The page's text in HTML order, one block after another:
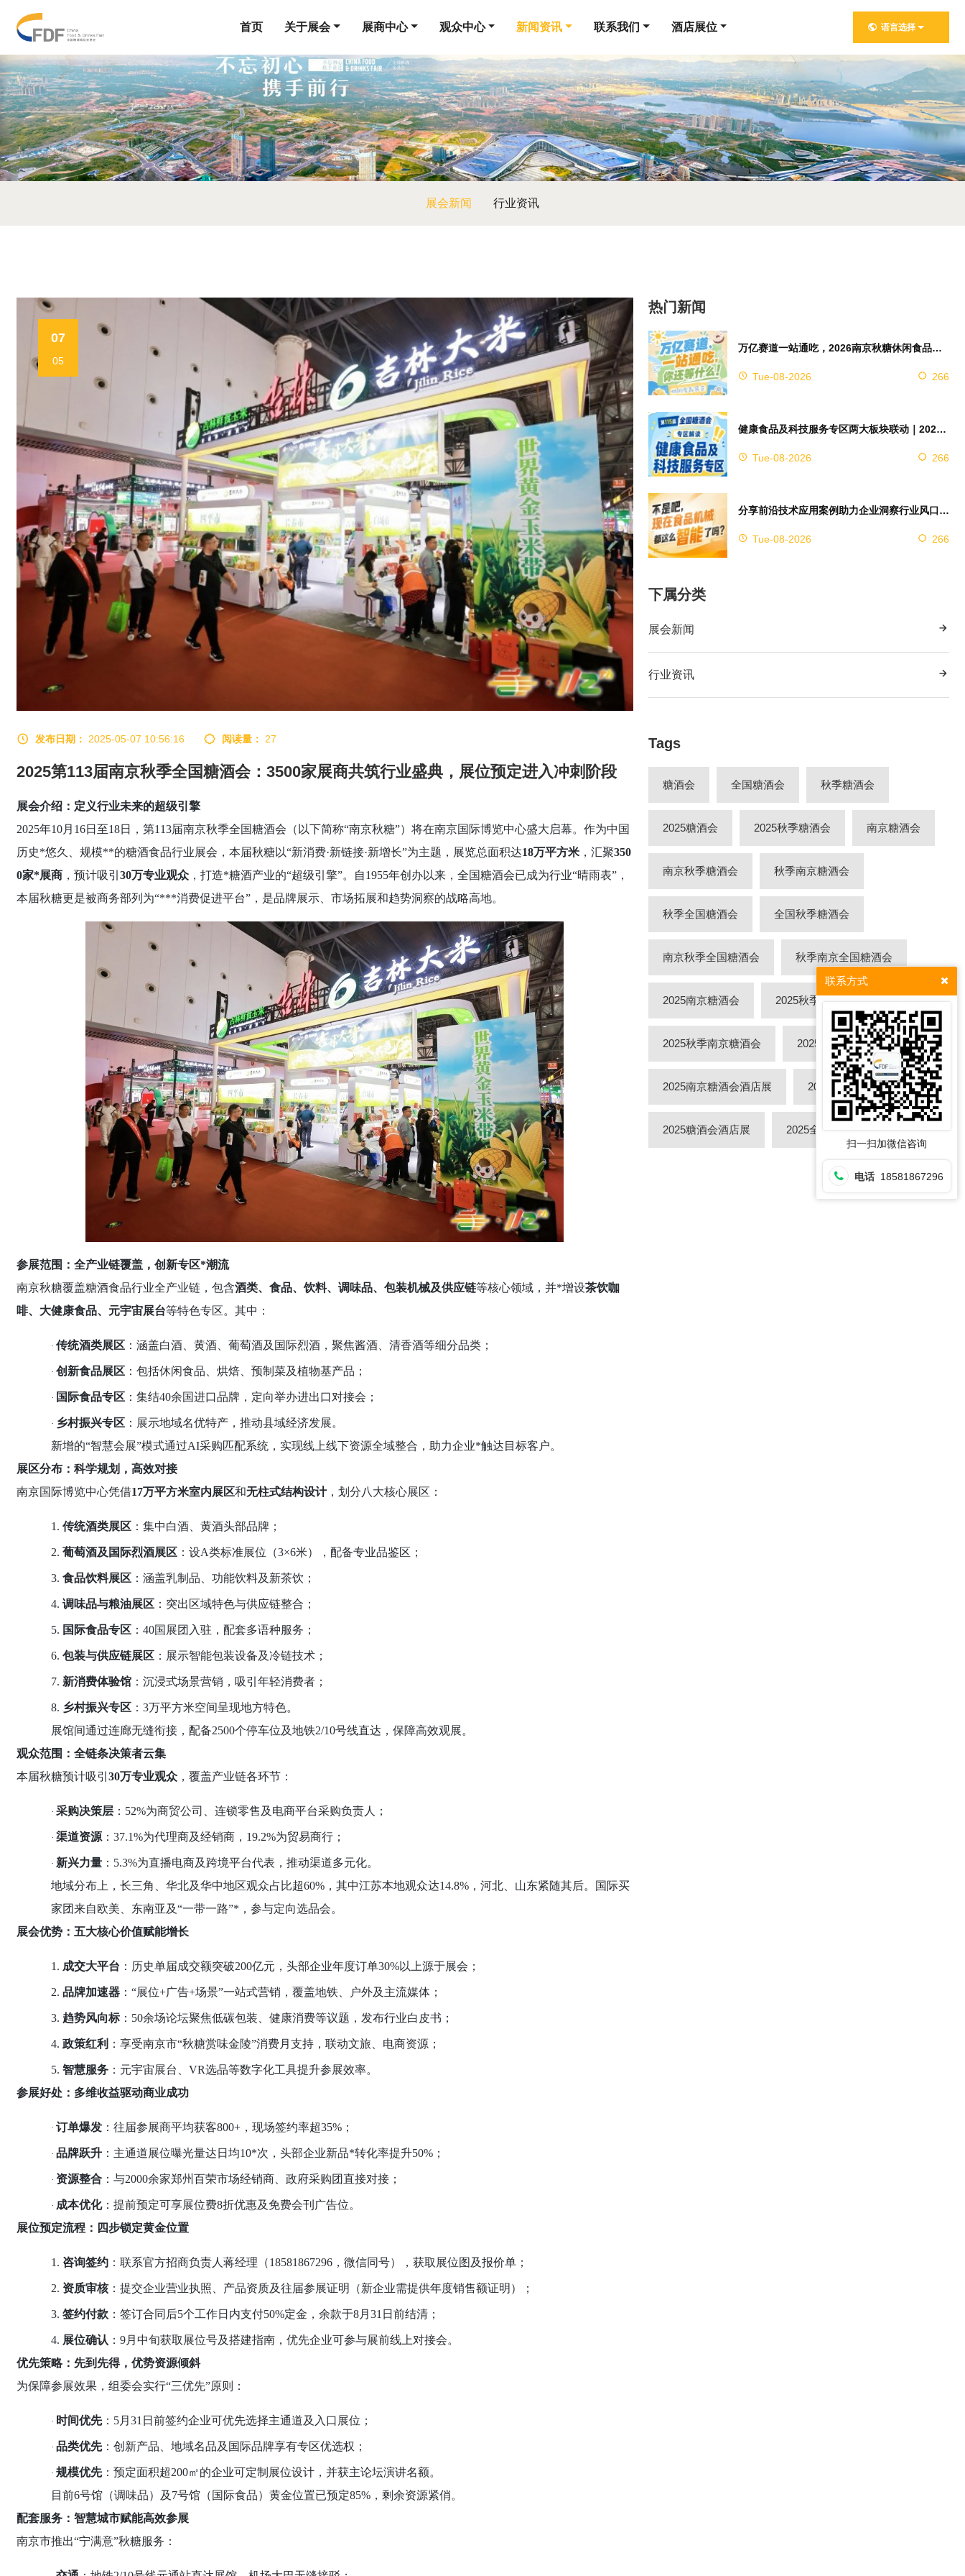
首页 关于展会 展商中心 观众中心 新闻资讯 联系我们 酒店展位 语言选择
展会新闻 行业资讯
07
05
发布日期： 2025-05-07 10:56:16 阅读量： 27
2025第113届南京秋季全国糖酒会：3500家展商共筑行业盛典，展位预定进入冲刺阶段
展会介绍：定义行业未来的超级引擎
2025年10月16日至18日，第113届南京秋季全国糖酒会（以下简称“南京秋糖”）将在南京国际博览中心盛大启幕。作为中国
历史*悠久、规模**的糖酒食品行业展会，本届秋糖以“新消费·新链接·新增长”为主题，展览总面积达18万平方米，汇聚350
0家*展商，预计吸引 30万专业观众，打造*糖酒产业的“超级引擎”。自1955年创办以来，全国糖酒会已成为行业“晴雨表”，
本届秋糖更是被商务部列为“***消费促进平台”，是品牌展示、市场拓展和趋势洞察的战略高地。
参展范围：全产业链覆盖，创新专区*潮流
南京秋糖覆盖糖酒食品行业全产业链，包含酒类、食品、饮料、调味品、包装机械及供应链等核心领域，并*增设茶饮咖
啡、大健康食品、元宇宙展台等特色专区。其中：
· 传统酒类展区：涵盖白酒、黄酒、葡萄酒及国际烈酒，聚焦酱酒、清香酒等细分品类；
· 创新食品展区：包括休闲食品、烘焙、预制菜及植物基产品；
· 国际食品专区：集结40余国进口品牌，定向举办进出口对接会；
· 乡村振兴专区：展示地域名优特产，推动县域经济发展。
新增的“智慧会展”模式通过AI采购匹配系统，实现线上线下资源全域整合，助力企业*触达目标客户。
展区分布：科学规划，高效对接
南京国际博览中心凭借17万平方米室内展区和无柱式结构设计，划分八大核心展区：
1. 传统酒类展区：集中白酒、黄酒头部品牌；
2. 葡萄酒及国际烈酒展区：设A类标准展位（3×6米），配备专业品鉴区；
3. 食品饮料展区：涵盖乳制品、功能饮料及新茶饮；
4. 调味品与粮油展区：突出区域特色与供应链整合；
5. 国际食品专区：40国展团入驻，配套多语种服务；
6. 包装与供应链展区：展示智能包装设备及冷链技术；
7. 新消费体验馆：沉浸式场景营销，吸引年轻消费者；
8. 乡村振兴专区： 3万平方米空间呈现地方特色。
展馆间通过连廊无缝衔接，配备2500个停车位及地铁2/10号线直达，保障高效观展。
观众范围：全链条决策者云集
本届秋糖预计吸引 30万专业观众，覆盖产业链各环节：
· 采购决策层： 52%为商贸公司、连锁零售及电商平台采购负责人；
· 渠道资源： 37.1%为代理商及经销商，19.2%为贸易商行；
· 新兴力量： 5.3%为直播电商及跨境平台代表，推动渠道多元化。
地域分布上，长三角、华北及华中地区观众占比超60%，其中江苏本地观众达14.8%，河北、山东紧随其后。国际买
家团来自欧美、东南亚及“一带一路”*，参与定向选品会。
展会优势：五大核心价值赋能增长
1. 成交大平台 ：历史单届成交额突破200亿元，头部企业年度订单30%以上源于展会；
2. 品牌加速器： “展位+广告+场景”一站式营销，覆盖地铁、户外及主流媒体；
3. 趋势风向标： 50余场论坛聚焦低碳包装、健康消费等议题，发布行业白皮书；
4. 政策红利 ：享受南京市“秋糖赏味金陵”消费月支持，联动文旅、电商资源；
5. 智慧服务：元宇宙展台、 VR选品等数字化工具提升参展效率。
参展好处：多维收益驱动商业成功
· 订单爆发：往届参展商平均获客800+，现场签约率超35%；
· 品牌跃升：主通道展位曝光量达日均10*次，头部企业新品*转化率提升50%；
· 资源整合：与2000余家郑州百荣市场经销商、政府采购团直接对接；
· 成本优化：提前预定可享展位费8折优惠及免费会刊广告位。
展位预定流程：四步锁定黄金位置
1. 咨询签约：联系官方招商负责人蒋经理（18581867296，微信同号），获取展位图及报价单；
2. 资质审核：提交企业营业执照、产品资质及往届参展证明（新企业需提供年度销售额证明）；
3. 签约付款：签订合同后5个工作日内支付50%定金，余款于8月31日前结清；
4. 展位确认 ： 9月中旬获取展位号及搭建指南，优先企业可参与展前线上对接会。
优先策略：先到先得，优势资源倾斜
为保障参展效果，组委会实行“三优先”原则：
· 时间优先： 5月31日前签约企业可优先选择主通道及入口展位；
· 品类优先：创新产品、地域名品及国际品牌享有专区优选权；
· 规模优先：预定面积超200㎡的企业可定制展位设计，并获主论坛演讲名额。
目前6号馆（调味品）及7号馆（国际食品）黄金位置已预定85%，剩余资源紧俏。
配套服务：智慧城市赋能高效参展
南京市推出“宁满意”秋糖服务：
热门新闻
万亿赛道一站通吃，2026南京秋糖休闲食品展区4万㎡超大展馆等你来占位
Tue-08-2026 266
健康食品及科技服务专区两大板块联动｜2026南京秋糖实现双向赋能助力企业对接技术资源
Tue-08-2026 266
分享前沿技术应用案例助力企业洞察行业风口，2026南京秋糖9号馆赋能创新
Tue-08-2026 266
下属分类
展会新闻
行业资讯
Tags
糖酒会 全国糖酒会 秋季糖酒会
2025糖酒会 2025秋季糖酒会 南京糖酒会
南京秋季糖酒会 秋季南京糖酒会
秋季全国糖酒会 全国秋季糖酒会
南京秋季全国糖酒会 秋季南京全国糖酒会
2025南京糖酒会 2025秋季全国糖酒会
2025秋季南京糖酒会 2025南京秋季糖酒会
2025南京糖酒会酒店展 2025秋季糖酒会酒店展
2025糖酒会酒店展 2025全国糖酒会酒店展
联系方式
扫一扫加微信咨询
电话 18581867296